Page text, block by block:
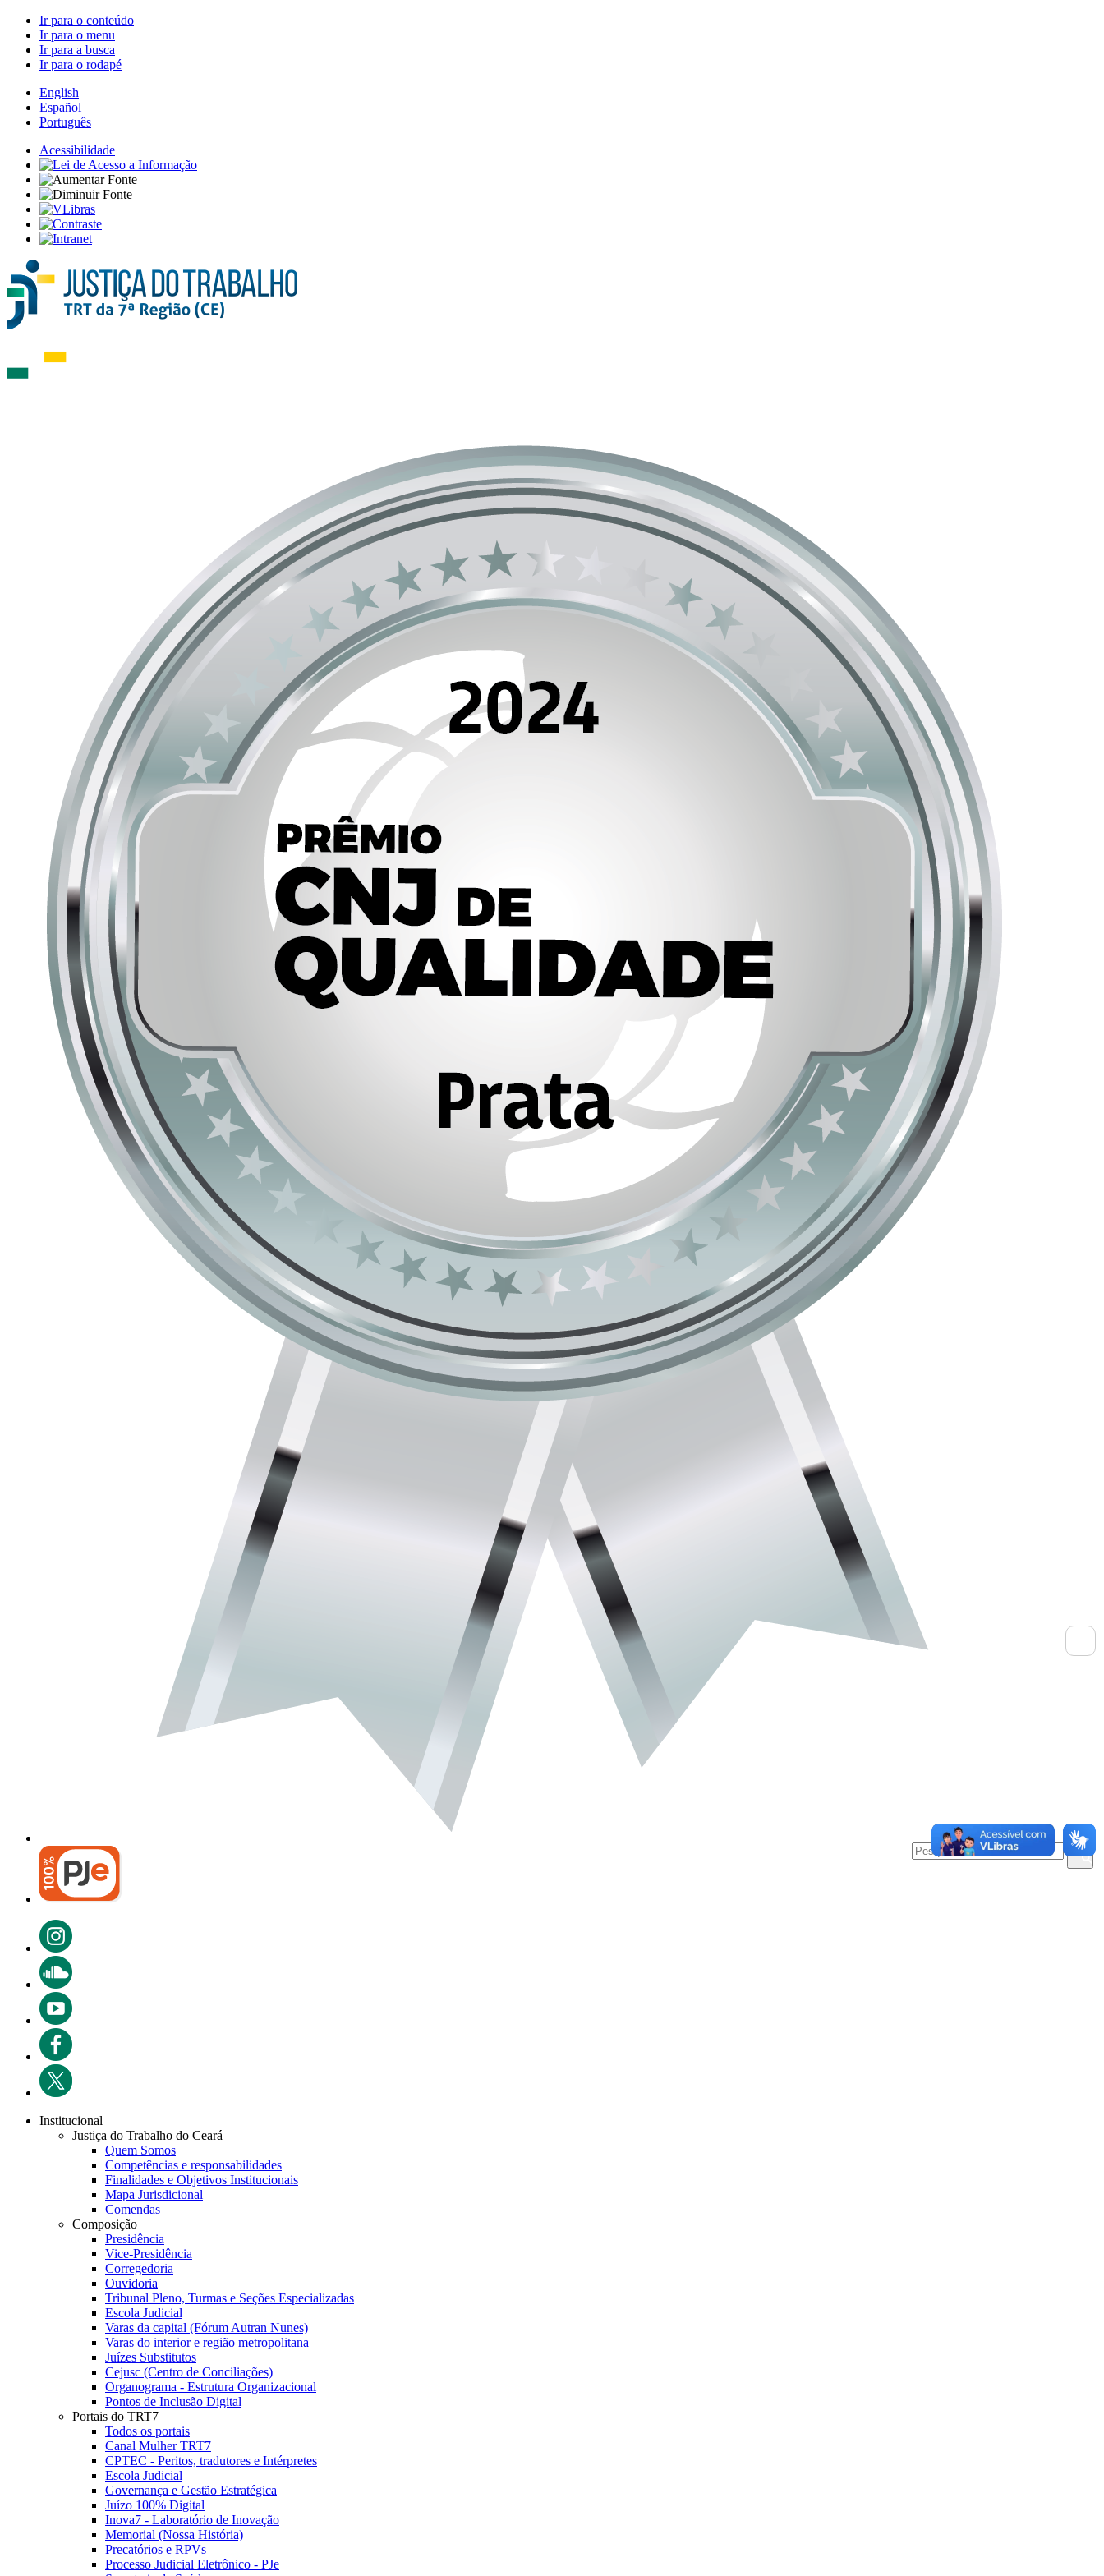
Ir para o conteúdo
Ir para o menu
Ir para a busca
Ir para o rodapé
English
Español
Português
Acessibilidade
Institucional
Justiça do Trabalho do Ceará
Quem Somos
Competências e responsabilidades
Finalidades e Objetivos Institucionais
Mapa Jurisdicional
Comendas
Composição
Presidência
Vice-Presidência
Corregedoria
Ouvidoria
Tribunal Pleno, Turmas e Seções Especializadas
Escola Judicial
Varas da capital (Fórum Autran Nunes)
Varas do interior e região metropolitana
Juízes Substitutos
Cejusc (Centro de Conciliações)
Organograma - Estrutura Organizacional
Pontos de Inclusão Digital
Portais do TRT7
Todos os portais
Canal Mulher TRT7
CPTEC - Peritos, tradutores e Intérpretes
Escola Judicial
Governança e Gestão Estratégica
Juízo 100% Digital
Inova7 - Laboratório de Inovação
Memorial (Nossa História)
Precatórios e RPVs
Processo Judicial Eletrônico - PJe